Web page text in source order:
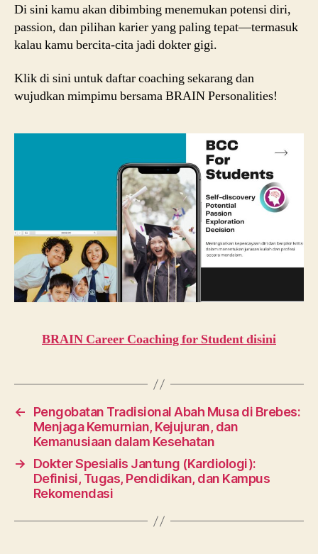
Di sini kamu akan dibimbing menemukan potensi diri,
passion, dan pilihan karier yang paling tepat—termasuk
kalau kamu bercita-cita jadi dokter gigi.
Klik di sini untuk daftar coaching sekarang dan
wujudkan mimpimu bersama BRAIN Personalities!
BRAIN Career Coaching for Student disini
←
Pengobatan Tradisional Abah Musa di Brebes:
Menjaga Kemurnian, Kejujuran, dan
Kemanusiaan dalam Kesehatan
→
Dokter Spesialis Jantung (Kardiologi):
Definisi, Tugas, Pendidikan, dan Kampus
Rekomendasi